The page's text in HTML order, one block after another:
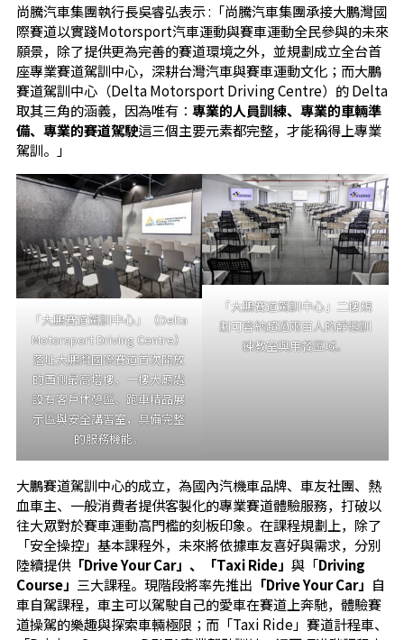
尚騰汽車集團執行長吳睿弘表示 :「尚騰汽車集團承接大鵬灣國
際賽道以實踐Motorsport汽車運動與賽車運動全民參與的未來
願景，除了提供更為完善的賽道環境之外，並規劃成立全台首
座專業賽道駕訓中心，深耕台灣汽車與賽車運動文化；而大鵬
賽道駕訓中心（Delta Motorsport Driving Centre）的 Delta
取其三角的涵義，因為唯有： 專業的人員訓練、專業的車輛準
備、專業的賽道駕駛這三個主要元素都完整，才能稱得上專業
駕訓。」
「大鵬賽道駕訓中心」（Delta
Motorsport Driving Centre）
落址大鵬灣國際賽道首次開放
的西側最高塔樓，一樓大廳處
設有客戶休憩區、跑車精品展
示區與安全講習室，具備完整
的服務機能。
「大鵬賽道駕訓中心」二樓規
劃可容納超過兩百人的靜態訓
練教室與用餐區域。
大鵬賽道駕訓中心的成立，為國內汽機車品牌、車友社團、熱
血車主、一般消費者提供客製化的專業賽道體驗服務，打破以
往大眾對於賽車運動高門檻的刻板印象。在課程規劃上，除了
「安全操控」基本課程外，未來將依據車友喜好與需求，分別
陸續提供「Drive Your Car」、「Taxi Ride」 與「Driving
Course」 三大課程。現階段將率先推出 「Drive Your Car」 自
車自駕課程，車主可以駕駛自己的愛車在賽道上奔馳，體驗賽
道操駕的樂趣與探索車輛極限；而「Taxi Ride」賽道計程車、